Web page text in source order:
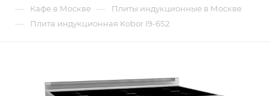
— Кафе в Москве — Плиты индукционные в Москве
— Плита индукционная Kobor I9-6S2